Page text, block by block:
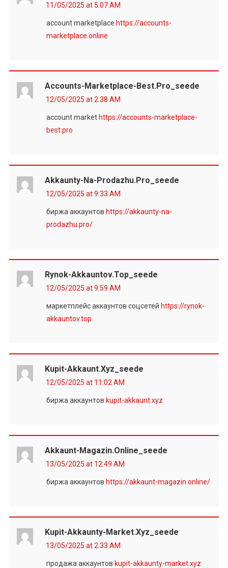
11/05/2025 at 5:07 AM
account marketplace https://accounts-
marketplace.online
Accounts-Marketplace-Best.pro_seede
12/05/2025 at 2:38 AM
account market https://accounts-marketplace-
best.pro
Akkaunty-Na-Prodazhu.pro_seede
12/05/2025 at 9:33 AM
биржа аккаунтов https://akkaunty-na-
prodazhu.pro/
Rynok-Akkauntov.top_seede
12/05/2025 at 9:59 AM
маркетплейс аккаунтов соцсетей https://rynok-
akkauntov.top
Kupit-Akkaunt.xyz_seede
12/05/2025 at 11:02 AM
биржа аккаунтов kupit-akkaunt.xyz
Akkaunt-Magazin.online_seede
13/05/2025 at 12:49 AM
биржа аккаунтов https://akkaunt-magazin.online/
Kupit-Akkaunty-Market.xyz_seede
13/05/2025 at 2:33 AM
продажа аккаунтов kupit-akkaunty-market.xyz